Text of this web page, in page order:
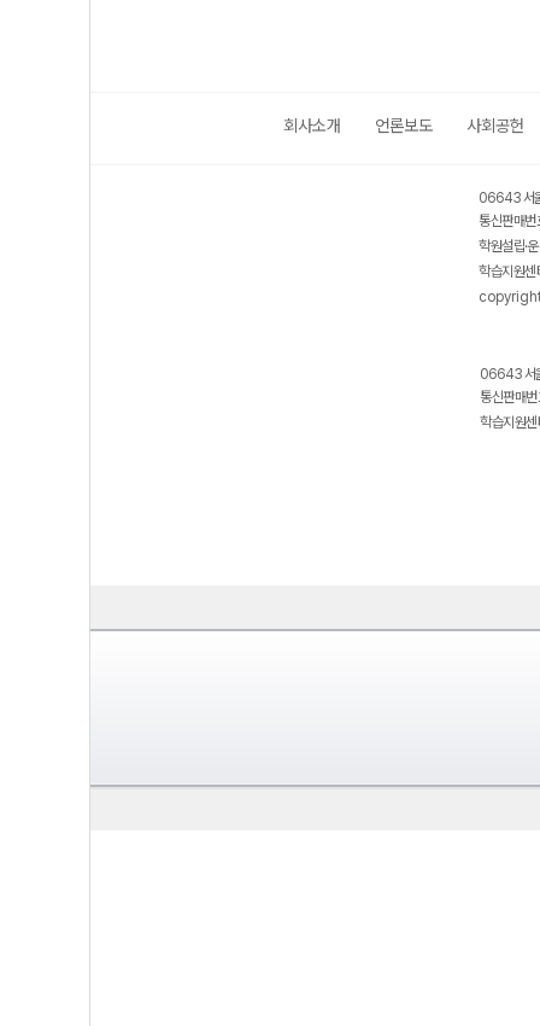
회사소개 언론보도 사회공헌
06643 서
통신판매
학원설립·
학습지원
06643 서
통신판매
학습지원